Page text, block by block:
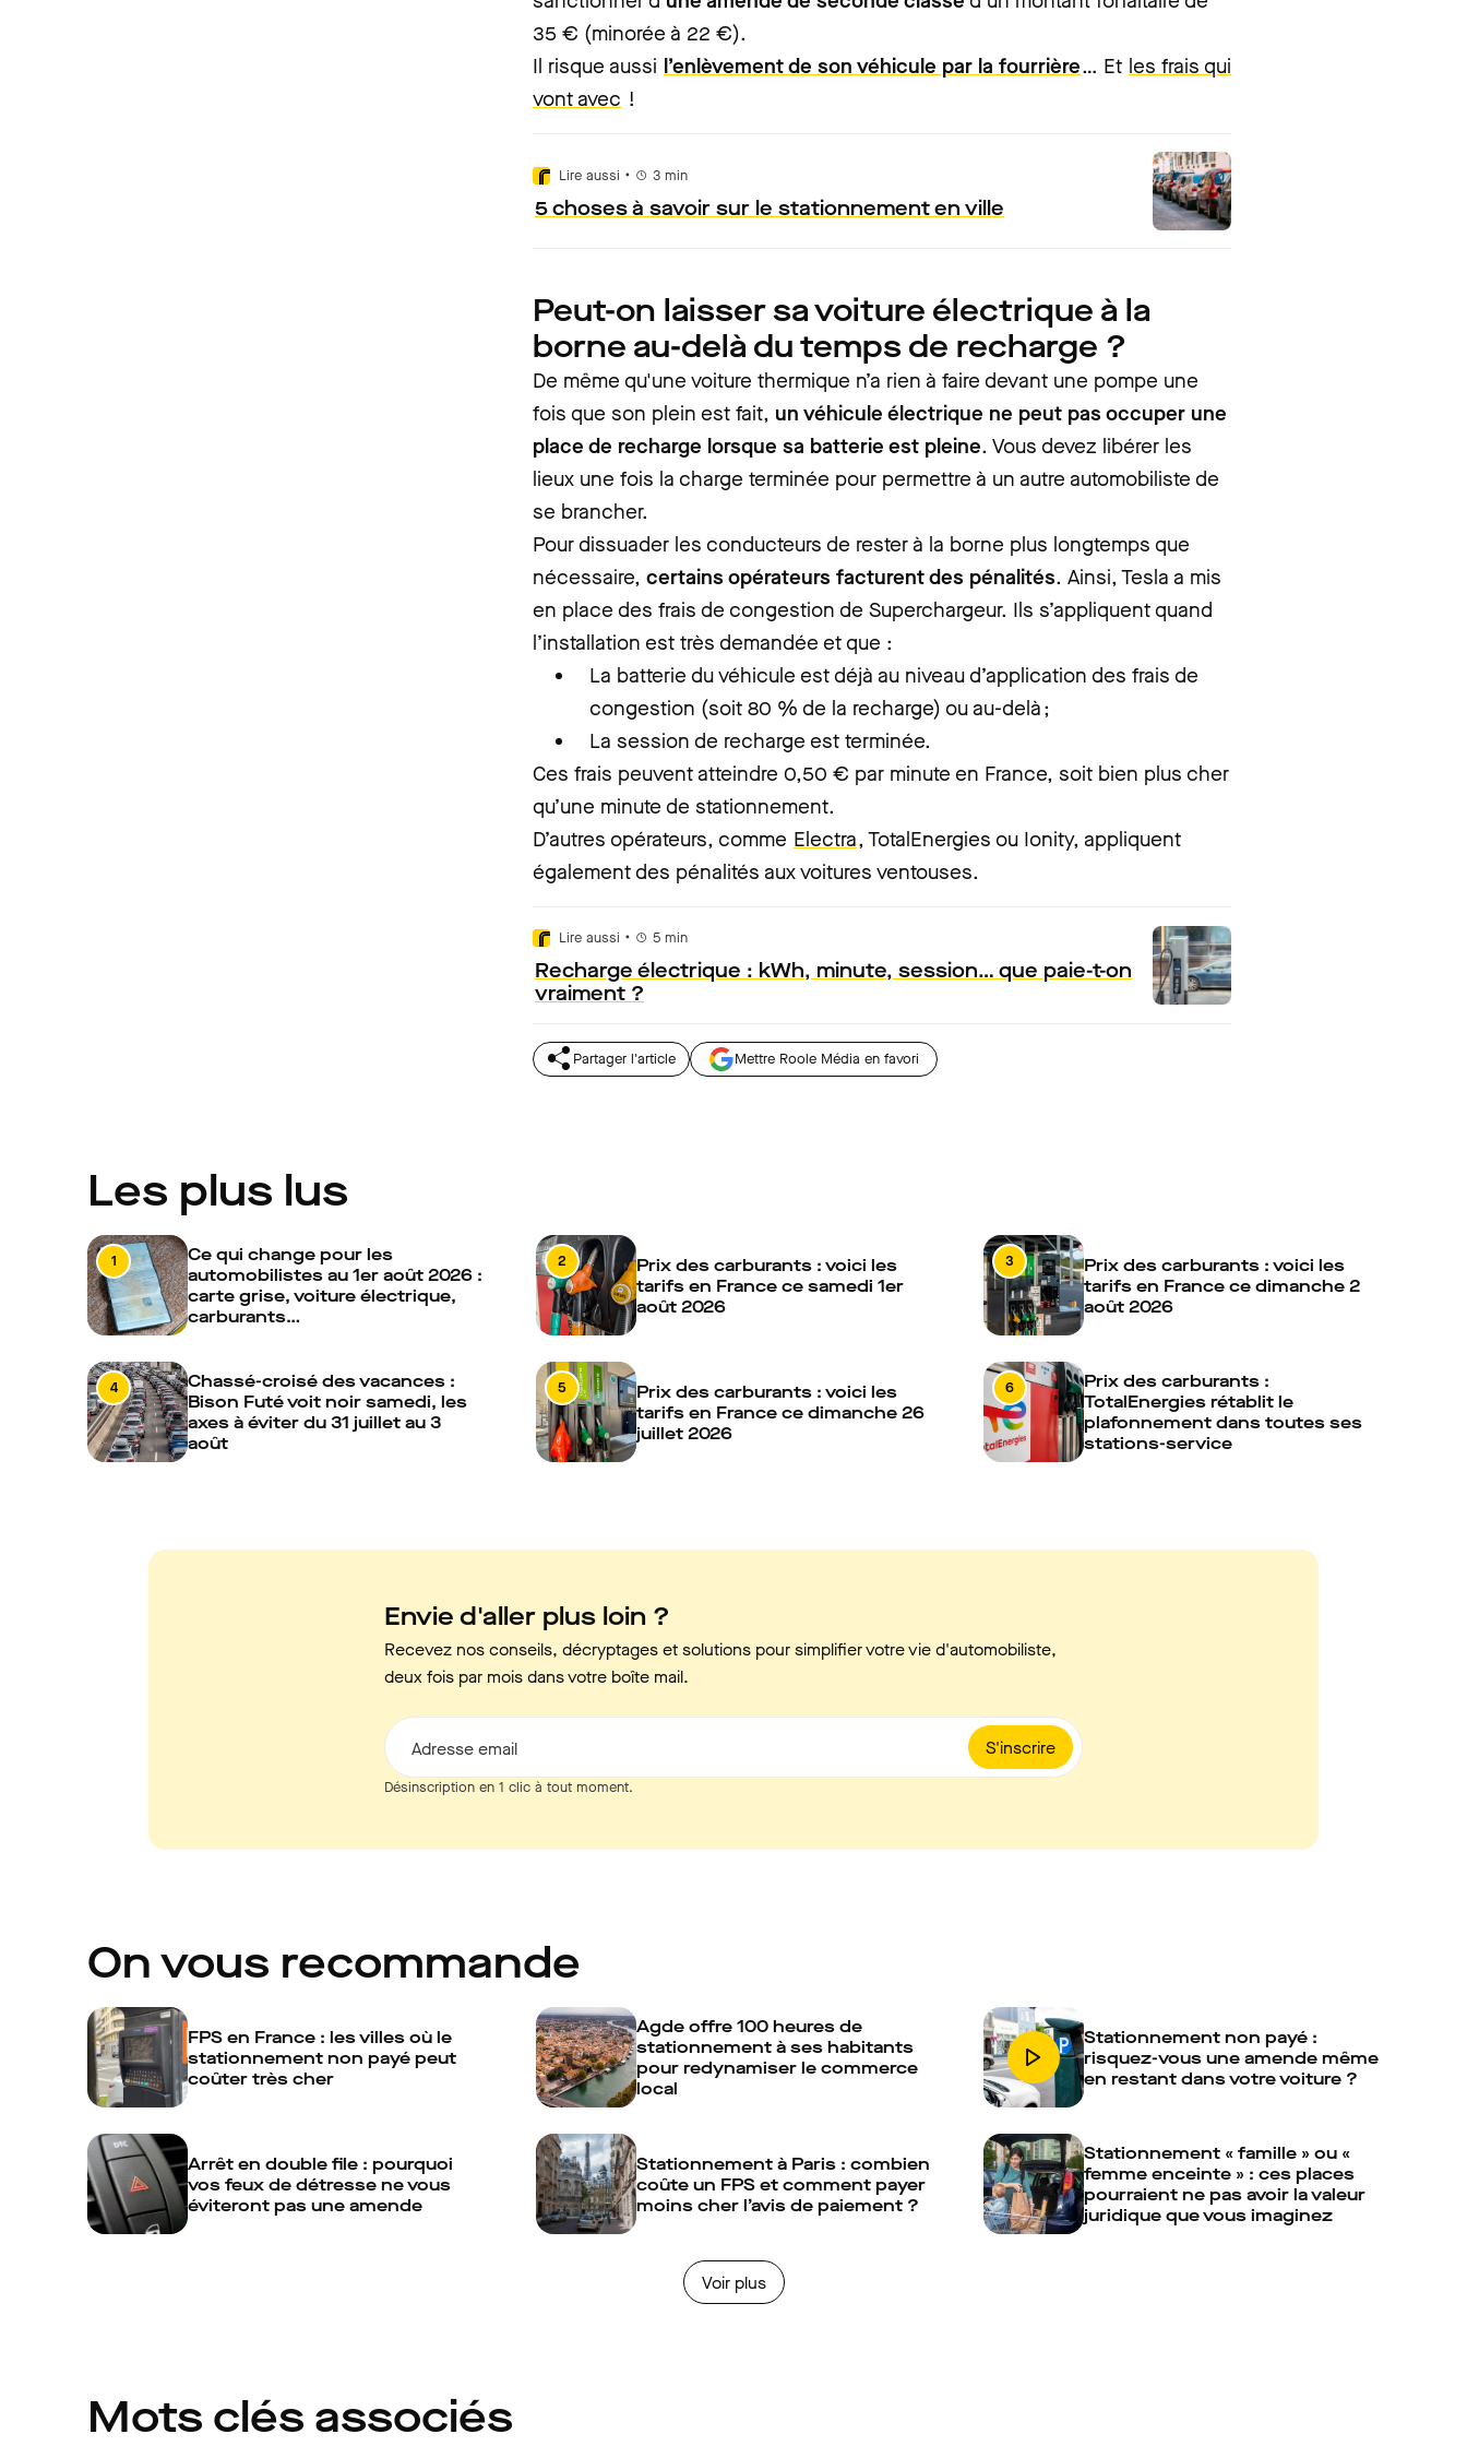
35 € (minorée à 22 €).
Il risque aussi l’enlèvement de son véhicule par la fourrière… Et les frais qui
vont avec !
Lire aussi • 3 min
5 choses à savoir sur le stationnement en ville
Peut-on laisser sa voiture électrique à la
borne au-delà du temps de recharge ?
De même qu'une voiture thermique n’a rien à faire devant une pompe une
fois que son plein est fait, un véhicule électrique ne peut pas occuper une
place de recharge lorsque sa batterie est pleine. Vous devez libérer les
lieux une fois la charge terminée pour permettre à un autre automobiliste de
se brancher.
Pour dissuader les conducteurs de rester à la borne plus longtemps que
nécessaire, certains opérateurs facturent des pénalités. Ainsi, Tesla a mis
en place des frais de congestion de Superchargeur. Ils s’appliquent quand
l’installation est très demandée et que :
La batterie du véhicule est déjà au niveau d’application des frais de
congestion (soit 80 % de la recharge) ou au-delà ;
La session de recharge est terminée.
Ces frais peuvent atteindre 0,50 € par minute en France, soit bien plus cher
qu’une minute de stationnement.
D’autres opérateurs, comme Electra, TotalEnergies ou Ionity, appliquent
également des pénalités aux voitures ventouses.
Lire aussi • 5 min
Recharge électrique : kWh, minute, session… que paie-t-on
vraiment ?
Partager l'article Mettre Roole Média en favori
Les plus lus
1
Ce qui change pour les
automobilistes au 1er août 2026 :
carte grise, voiture électrique,
carburants…
2
Prix des carburants : voici les
tarifs en France ce samedi 1er
août 2026
3
Prix des carburants : voici les
tarifs en France ce dimanche 2
août 2026
4
Chassé-croisé des vacances :
Bison Futé voit noir samedi, les
axes à éviter du 31 juillet au 3
août
5
Prix des carburants : voici les
tarifs en France ce dimanche 26
juillet 2026
6
Prix des carburants :
TotalEnergies rétablit le
plafonnement dans toutes ses
stations-service
Envie d'aller plus loin ?
Recevez nos conseils, décryptages et solutions pour simplifier votre vie d'automobiliste,
deux fois par mois dans votre boîte mail.
S'inscrire
Adresse email
Désinscription en 1 clic à tout moment.
On vous recommande
FPS en France : les villes où le
stationnement non payé peut
coûter très cher
Agde offre 100 heures de
stationnement à ses habitants
pour redynamiser le commerce
local
Stationnement non payé :
risquez-vous une amende même
en restant dans votre voiture ?
Arrêt en double file : pourquoi
vos feux de détresse ne vous
éviteront pas une amende
Stationnement à Paris : combien
coûte un FPS et comment payer
moins cher l’avis de paiement ?
Stationnement « famille » ou «
femme enceinte » : ces places
pourraient ne pas avoir la valeur
juridique que vous imaginez
Voir plus
Mots clés associés